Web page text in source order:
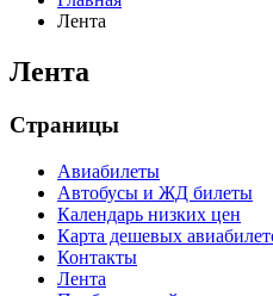
Лента
Лента
Страницы
Авиабилеты
Автобусы и ЖД билеты
Календарь низких цен
Карта дешевых
Контакты
Лента